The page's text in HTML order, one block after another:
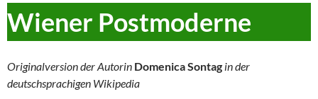
Wiener Postmoderne
Originalversion der Autorin Domenica Sontag in der
deutschsprachigen Wikipedia